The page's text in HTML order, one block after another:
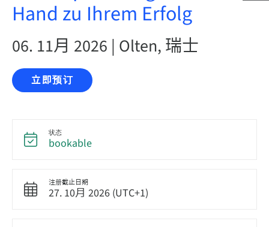
Hand zu Ihrem Erfolg
06. 11月 2026 | Olten, 瑞士
立即预订
状态
bookable
注册截止日期
27. 10月 2026 (UTC+1)